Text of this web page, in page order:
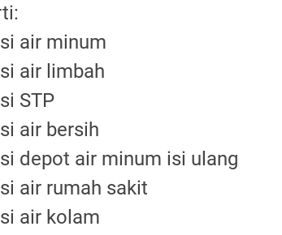
air minum
air limbah
STP
air bersih
depot air minum isi ulang
air rumah sakit
air kolam